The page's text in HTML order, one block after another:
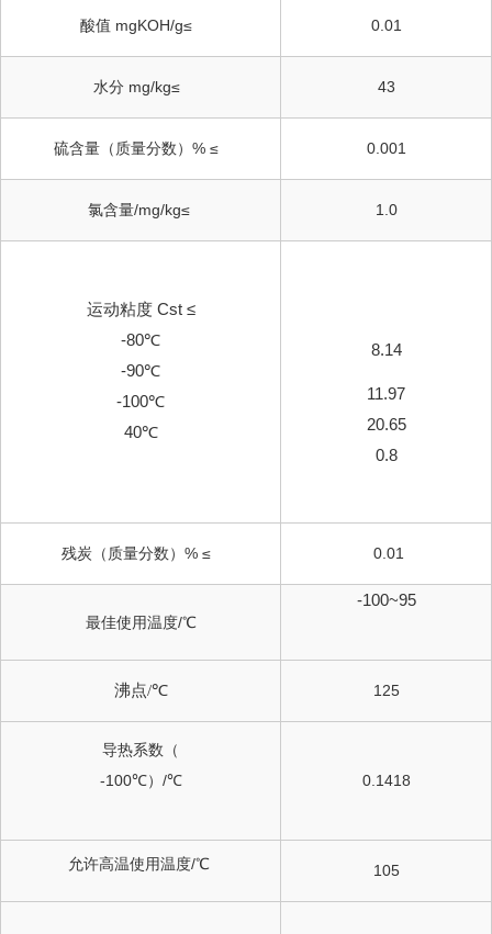
酸值 mgKOH/g≤ 0.01
水分 mg/kg≤ 43
硫含量（质量分数）% ≤ 0.001
氯含量/mg/kg≤ 1.0
运动粘度 Cst ≤
-80℃
-90℃
-100℃
40℃
8.14
11.97
20.65
0.8
残炭（质量分数）% ≤ 0.01
最佳使用温度/℃
-100~95
沸点/℃ 125
导热系数（
-100℃）/℃
0.1418
允许高温使用温度/℃ 105